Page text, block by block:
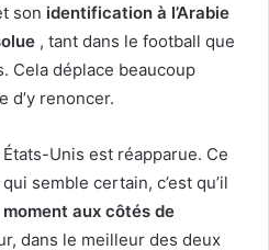
son identification à l’Arabie
, tant dans le football que
Cela déplace beaucoup
d’y renoncer.
Unis est réapparue. Ce
semble certain, c’est qu’il
aux côtés de
dans le meilleur des deux